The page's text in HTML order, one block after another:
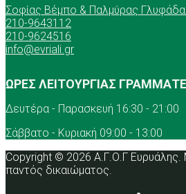
Σοφίας Βέμπο & Παλμύρας Γλυφάδα
210-9643112
210-9624516
info@evriali.gr
ΩΡΕΣ ΛΕΙΤΟΥΡΓΙΑΣ
Δευτέρα - Παρασκευή 16:30 - 21:00
Σάββατο - Κυριακή 09:00 - 13:00
Copyright © 2026 Α.Γ.Ο.Γ Ευρυάλης.
παντός δικαιώματος.